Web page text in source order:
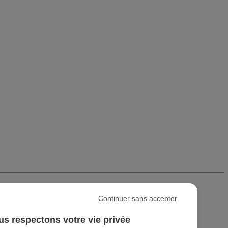
respectons votre vie privée
Continuer sans accepter